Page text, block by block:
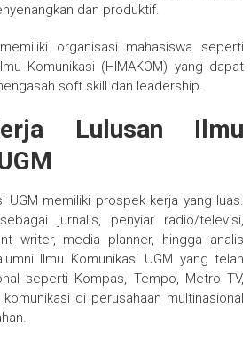
dan produktif.
organisasi mahasiswa seperti
Komunikasi (HIMAKOM) yang dapat
soft skill dan leadership.
Lulusan Ilmu
UGM memiliki prospek kerja yang luas.
jurnalis, penyiar radio/televisi,
writer, media planner, hingga analis
Ilmu Komunikasi UGM yang telah
seperti Kompas, Tempo, Metro TV,
di perusahaan multinasional